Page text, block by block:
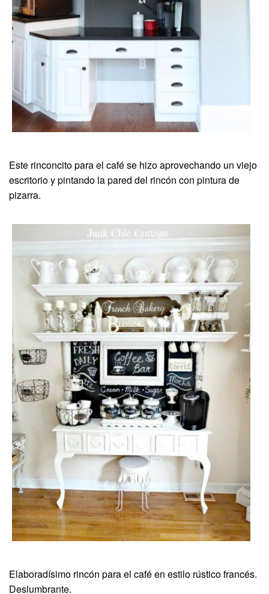
Este rinconcito para el café se hizo aprovechando un viejo
escritorio y pintando la pared del rincón con pintura de
pizarra.
Elaboradísimo rincón para el café en estilo rústico francés.
Deslumbrante.